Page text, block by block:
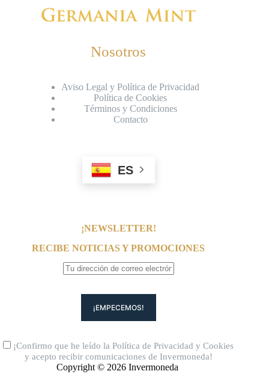
Nosotros
Aviso Legal y Política de Privacidad
Política de Cookies
Términos y Condiciones
Contacto
ES
¡NEWSLETTER!
RECIBE NOTICIAS Y PROMOCIONES
¡Confirmo que he leído laPolítica de Privacidad yCookies
y acepto recibir comunicaciones de Invermoneda!
Copyright © 2026 Invermoneda